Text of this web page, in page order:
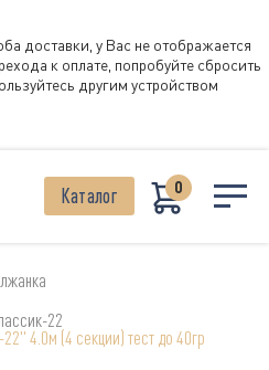
доставки, у Вас не отображается
к оплате, попробуйте сбросить
другим устройством
Каталог 0
22
4.0м (4 секции) тест до 40гр